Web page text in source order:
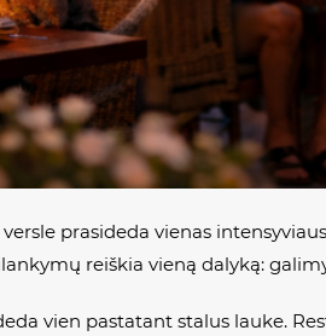
prasideda vienas
reiškia vieną dalyką:
vien pastatant stalus lauke.